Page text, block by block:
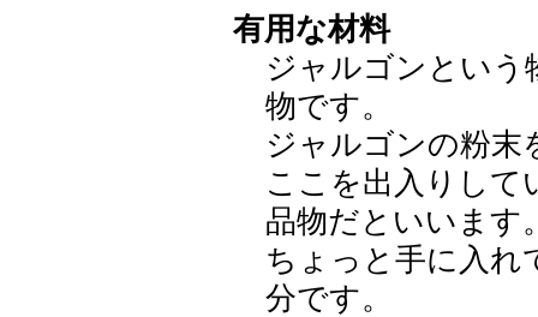
有用な材料
ジャルゴンという
物です。
ジャルゴンの粉末
ここを出入りして
品物だといいます
ちょっと手に入れ
分です。